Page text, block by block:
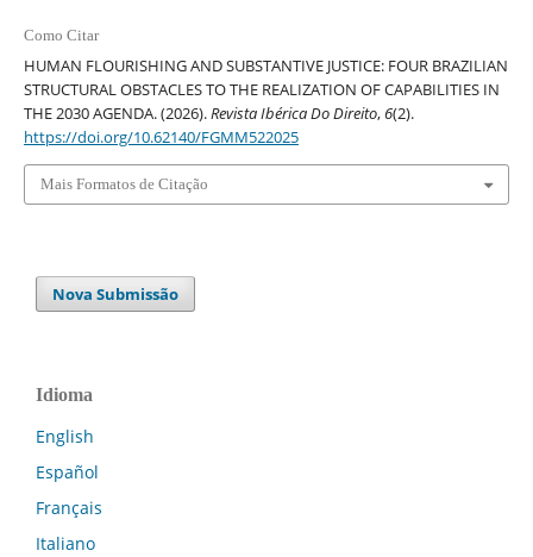
Como Citar
HUMAN FLOURISHING AND SUBSTANTIVE JUSTICE: FOUR BRAZILIAN
STRUCTURAL OBSTACLES TO THE REALIZATION OF CAPABILITIES IN
THE 2030 AGENDA. (2026).Revista Ibérica Do Direito,6(2).
https://doi.org/10.62140/FGMM522025
Mais Formatos de Citação
Nova Submissão
Idioma
English
Español
Français
Italiano